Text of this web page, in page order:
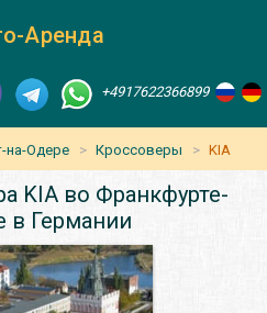
Аренда
+4917622366899
на-Одере Кроссоверы KIA
KIA во Франкфурте-
в Германии